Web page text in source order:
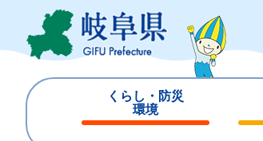
ジ
ュ
くらし・防災
環境